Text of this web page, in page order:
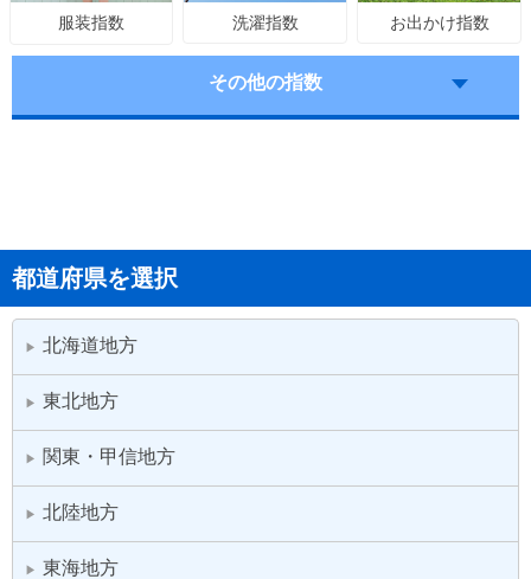
服装指数 洗濯指数 お出かけ指数
その他の指数
都道府県を選択
▶ 北海道地方
▶ 東北地方
▶ 関東・甲信地方
▶ 北陸地方
▶ 東海地方